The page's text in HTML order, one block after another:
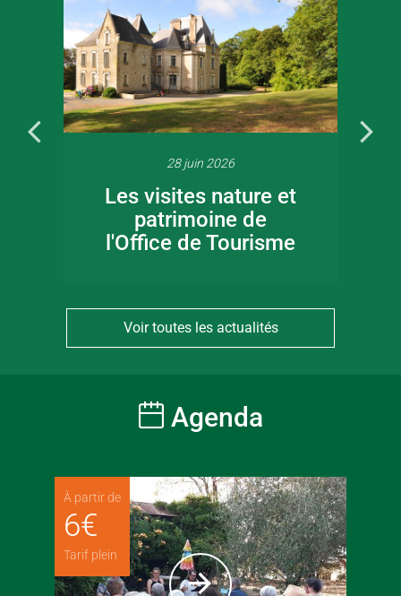
28 juin 2026
Les visites nature et
patrimoine de
l'Office de Tourisme
Voir toutes les actualités
Agenda
À partir de
6€
Tarif plein